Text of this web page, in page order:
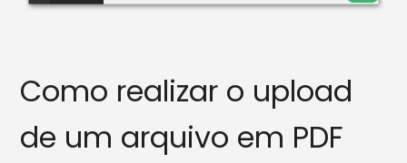
Como realizar o upload
de um arquivo em PDF